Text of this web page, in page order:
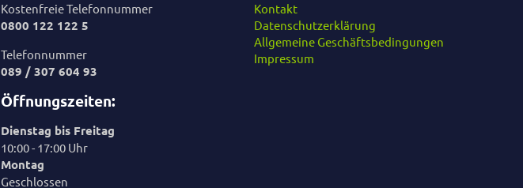
Kostenfreie Telefonnummer
0800 122 122 5
Telefonnummer
089 / 307 604 93
Öffnungszeiten:
Dienstag bis Freitag
10:00 - 17:00 Uhr
Montag
Geschlossen
Kontakt
Datenschutzerklärung
Allgemeine Geschäftsbedingungen
Impressum